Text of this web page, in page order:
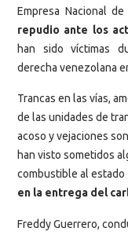
Empresa Nacional de
repudio ante los
han sido víctimas
derecha venezolana
Trancas en las vías,
de las unidades de
acoso y vejaciones
han visto sometidos
combustible al estado
en la entrega del
Freddy Guerrero,